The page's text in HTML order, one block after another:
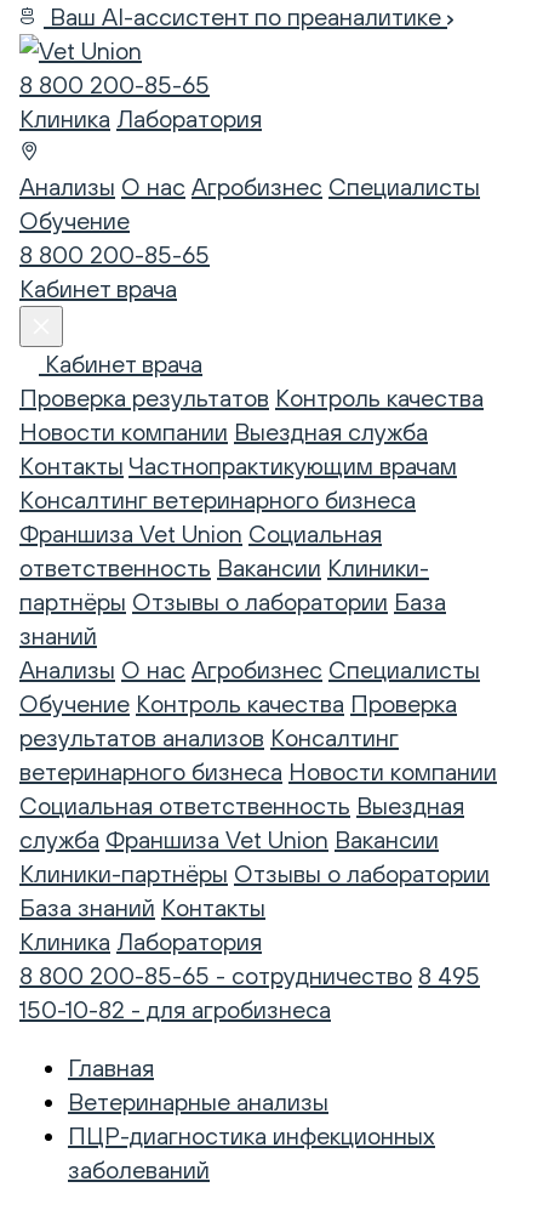
Ваш AI-ассистент по преаналитике
8 800 200-85-65
Клиника Лаборатория
Анализы О нас Агробизнес Специалисты
Обучение
8 800 200-85-65
Кабинет врача
Кабинет врача
Проверка результатов Контроль качества
Новости компании Выездная служба
Контакты Частнопрактикующим врачам
Консалтинг ветеринарного бизнеса
Франшиза Vet Union Социальная
ответственность Вакансии Клиники-
партнёры Отзывы о лаборатории База
знаний
Анализы О нас Агробизнес Специалисты
Обучение Контроль качества Проверка
результатов анализов Консалтинг
ветеринарного бизнеса Новости компании
Социальная ответственность Выездная
служба Франшиза Vet Union Вакансии
Клиники-партнёры Отзывы о лаборатории
База знаний Контакты
Клиника Лаборатория
8 800 200-85-65 - сотрудничество 8 495
150-10-82 - для агробизнеса
Главная
Ветеринарные анализы
ПЦР-диагностика инфекционных
заболеваний